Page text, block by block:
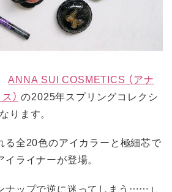
ANNA SUI COSMETICS （アナ
） の2025年スプリングコレクシ
ります。
る全20色のアイカラーと極細芯で
ライナーが登場。
ナップで逆に迷ってしまう……」